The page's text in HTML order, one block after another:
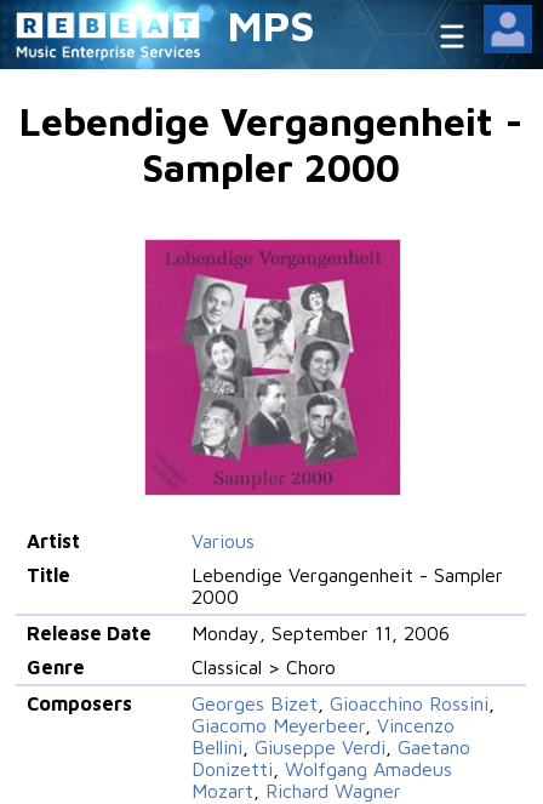
MPS
Lebendige Vergangenheit -
Sampler 2000
Artist
Various
Title
Lebendige Vergangenheit - Sampler
2000
Release Date
Monday, September 11, 2006
Genre
Classical > Choro
Composers
Georges Bizet Gioacchino Rossini
Giacomo Meyerbeer, Vincenzo
Bellini
Giuseppe Verdi
Gaetano
Donizetti
Wolfgang Amadeus
Mozart
Richard Wagner